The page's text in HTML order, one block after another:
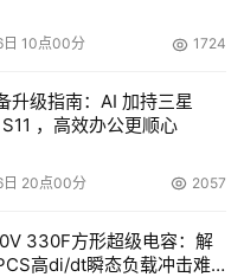
供参考，不构成投资建议。
10点00分 1724
升级指南：AI 加持三星
，高效办公更顺心
20点00分 2057
330F方形超级电容：解
高di/dt瞬态负载冲击难